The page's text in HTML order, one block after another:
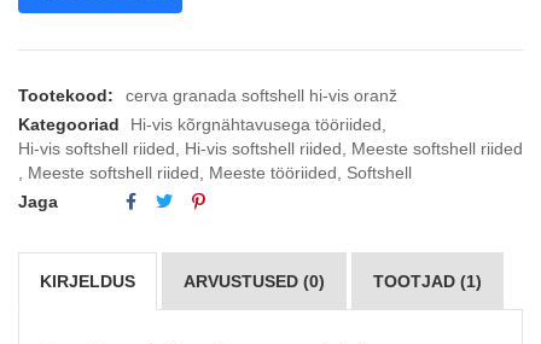
Tootekood:
cerva granada softshell hi-vis oranž
Kategooriad
Hi-vis kõrgnähtavusega tööriided
Hi-vis softshell riided
Hi-vis softshell riided
Meeste softshell riided
Meeste softshell riided Meeste tööriided
Softshell
Jaga
KIRJELDUS ARVUSTUSED (0) TOOTJAD (1)